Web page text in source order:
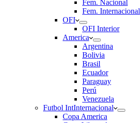
Fem. Nacional
Fem. Internacional
OFI
OFI Interior
America
Argentina
Bolivia
Brasil
Ecuador
Paraguay
Perú
Venezuela
Futbol IntInternacional
Copa America